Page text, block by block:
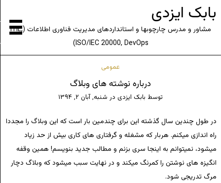
بابک ایزدی
مشاور و مدرس چارچوبها و استانداردهای مدیریت فناوری اطلاعات (ITIL,
ISO/IEC 20000, DevOps)
عمومی
درباره نوشته های وبلاگ
توسط بابک ایزدی در شنبه, آبان ۲, ۱۳۹۴
در طول چندین سال گذشته این برای چندمین بار است که این وبلاگ را مجددا
راه اندازی میکنم. هربار که مشغله و گرفتاری های کاری بیش از حد زیاد
میشود، نمیتوانم به اینجا سری بزنم و مطالب جدید بنویسم! همین وقفه
انگیزه های نوشتن را کمرنگ میکند و در نهایت سبب میشود که وبلاگ دچار
مرگ تدریجی شود.